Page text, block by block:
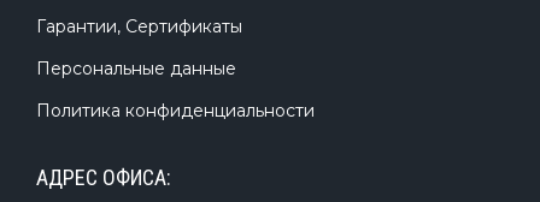
Гарантии, Сертификаты
Персональные данные
Политика конфиденциальности
АДРЕС ОФИСА: